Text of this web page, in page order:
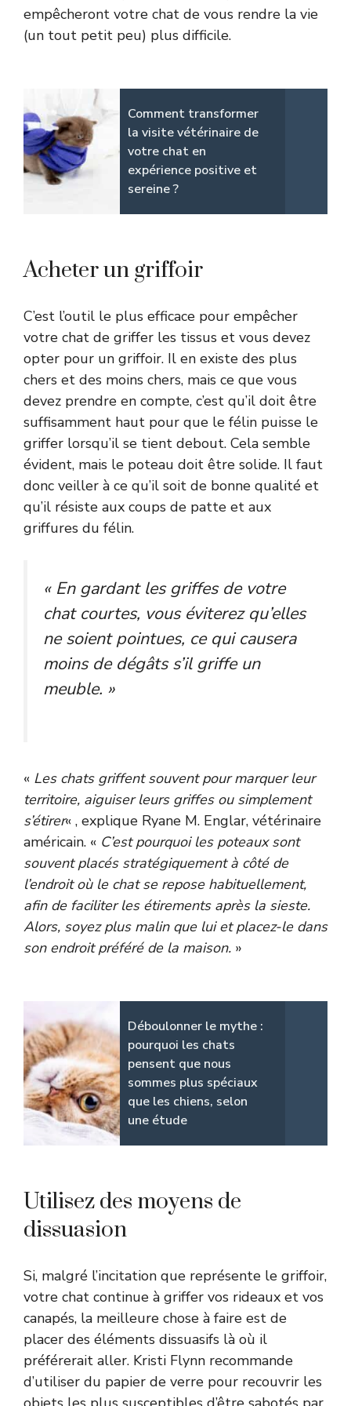
empêcheront votre chat de vous rendre la vie
(un tout petit peu) plus difficile.
Comment transformer
la visite vétérinaire de
votre chat en
expérience positive et
sereine ?
Acheter un griffoir
C’est l’outil le plus efficace pour empêcher
votre chat de griffer les tissus et vous devez
opter pour un griffoir. Il en existe des plus
chers et des moins chers, mais ce que vous
devez prendre en compte, c’est qu’il doit être
suffisamment haut pour que le félin puisse le
griffer lorsqu’il se tient debout. Cela semble
évident, mais le poteau doit être solide. Il faut
donc veiller à ce qu’il soit de bonne qualité et
qu’il résiste aux coups de patte et aux
griffures du félin.
« En gardant les griffes de votre
chat courtes, vous éviterez qu’elles
ne soient pointues, ce qui causera
moins de dégâts s’il griffe un
meuble. »
« Les chats griffent souvent pour marquer leur
territoire, aiguiser leurs griffes ou simplement
s’étirer« , explique Ryane M. Englar, vétérinaire
américain. « C’est pourquoi les poteaux sont
souvent placés stratégiquement à côté de
l’endroit où le chat se repose habituellement,
afin de faciliter les étirements après la sieste.
Alors, soyez plus malin que lui et placez-le dans
son endroit préféré de la maison. »
Déboulonner le mythe :
pourquoi les chats
pensent que nous
sommes plus spéciaux
que les chiens, selon
une étude
Utilisez des moyens de
dissuasion
Si, malgré l’incitation que représente le griffoir,
votre chat continue à griffer vos rideaux et vos
canapés, la meilleure chose à faire est de
placer des éléments dissuasifs là où il
préférerait aller. Kristi Flynn recommande
d’utiliser du papier de verre pour recouvrir les